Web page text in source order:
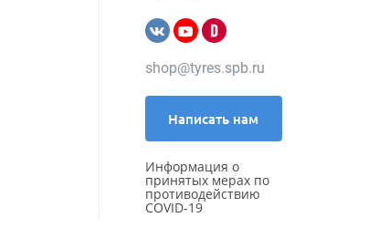
shop@tyres.spb.ru
Написать нам
Информация о
принятых мерах по
противодействию
COVID-19